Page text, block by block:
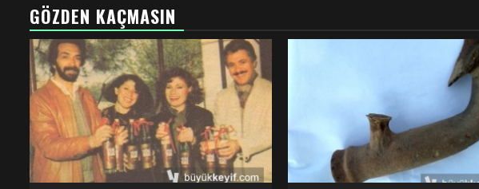
GÖZDEN KAÇMASIN